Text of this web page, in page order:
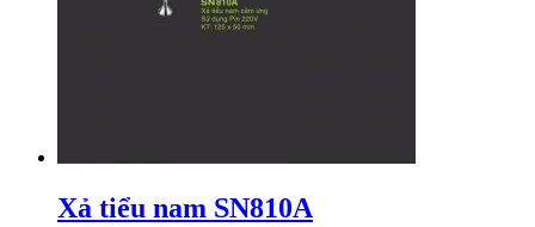
Xả tiểu nam SN810A